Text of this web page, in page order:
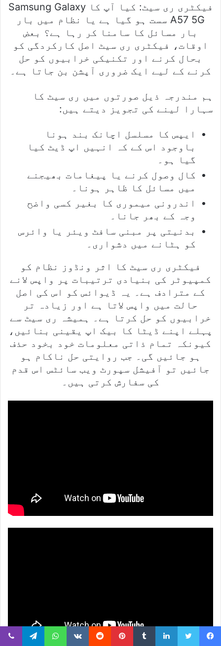
فیکٹری ری سیٹ: کیا آپ کا Samsung Galaxy
A57 5G سست ہو گیا ہے یا نظام میں بار
بار مسائل کا سامنا کر رہا ہے؟ بعض
اوقات، فیکٹری ری سیٹ اصل کارکردگی کو
بحال کرنے اور تکنیکی خرابیوں کو حل
کرنے کے لیے ایک ضروری آپشن بن جاتا ہے۔
ہم مندرجہ ذیل صورتوں میں ری سیٹ کا
سہارا لینے کی تجویز دیتے ہیں:
ایپس کا مسلسل اچانک بند ہونا
باوجود اس کے کہ انہیں اپ ڈیٹ کیا
گیا ہو۔
کال وصول کرنے یا پیغامات بھیجنے
میں مسائل کا ظاہر ہونا۔
اندرونی میموری کا بغیر کسی واضح
وجہ کے بھر جانا۔
بدنیتی پر مبنی سافٹ ویئر یا وائرس
کو ہٹانے میں دشواری۔
فیکٹری ری سیٹ کا اثر ونڈوز نظام کو
کمپیوٹر کی بنیادی ترتیبات پر واپس لانے
کے مترادف ہے۔ یہ ڈیوائس کو اس کی اصل
حالت میں واپس لاتا ہے اور زیادہ تر
خرابیوں کو حل کرتا ہے۔ ہمیشہ ری سیٹ سے
پہلے اپنے ڈیٹا کا بیک اپ یقینی بنائیں،
کیونکہ تمام ذاتی معلومات خود بخود حذف
ہو جائیں گی۔ جب روایتی حل ناکام ہو
جائیں تو آفیشل سپورٹ ویب سائٹس اس قدم
کی سفارش کرتی ہیں۔